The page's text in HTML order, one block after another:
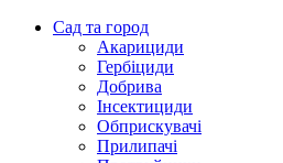
Сад та город
Акарициди
Гербіциди
Добрива
Інсектициди
Обприскувачі
Прилипачі